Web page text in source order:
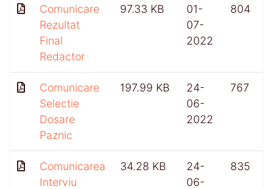
Comunicare
Rezultat
Final
Redactor
97.33 KB
01-
07-
2022
804
Comunicare
Selectie
Dosare
Paznic
197.99 KB
24-
06-
2022
767
Comunicarea
Interviu
34.28 KB
24-
06-
835